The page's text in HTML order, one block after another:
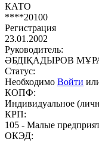
КАТО
****20100
Регистрация
23.01.2002
Руководитель:
ӘБДІҚАДЫРОВ
Статус:
Необходимо Войти
КОПФ:
Индивидуальное
КРП:
105 - Малые
ОКЭД: